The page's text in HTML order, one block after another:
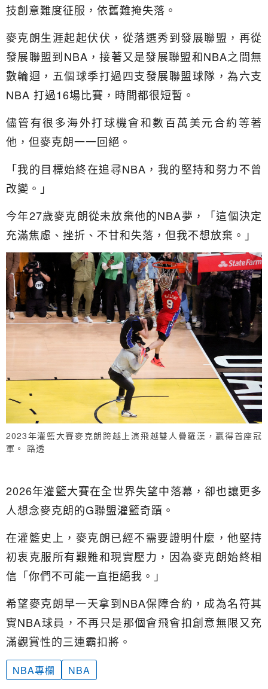
技創意難度征服，依舊難掩失落。
麥克朗生涯起起伏伏，從落選秀到發展聯盟，再從
發展聯盟到NBA，接著又是發展聯盟和NBA之間無
數輪迴，五個球季打過四支發展聯盟球隊，為六支
NBA 打過16場比賽，時間都很短暫。
儘管有很多海外打球機會和數百萬美元合約等著
他，但麥克朗一一回絕。
「我的目標始終在追尋NBA，我的堅持和努力不曾
改變。」
今年27歲麥克朗從未放棄他的NBA夢，「這個決定
充滿焦慮、挫折、不甘和失落，但我不想放棄。」
2023年灌籃大賽麥克朗跨越上演飛越雙人疊羅漢，贏得首座冠
軍。 路透
2026年灌籃大賽在全世界失望中落幕，卻也讓更多
人想念麥克朗的G聯盟灌籃奇蹟。
在灌籃史上，麥克朗已經不需要證明什麼，他堅持
初衷克服所有艱難和現實壓力，因為麥克朗始終相
信「你們不可能一直拒絕我。」
希望麥克朗早一天拿到NBA保障合約，成為名符其
實NBA球員，不再只是那個會飛會扣創意無限又充
滿觀賞性的三連霸扣將。
NBA專欄 NBA